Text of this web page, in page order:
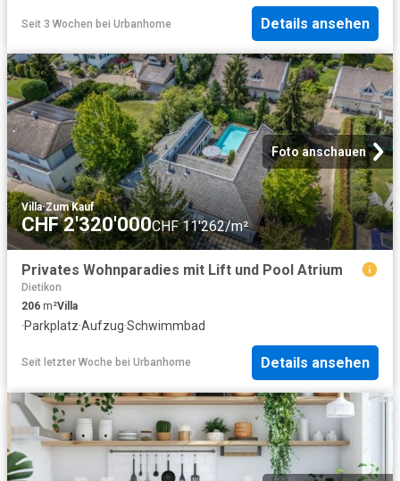
Seit 3 Wochen bei Urbanhome Details ansehen
Foto anschauen
Villa·Zum Kauf
CHF 2'320'000CHF 11'262/m²
Privates Wohnparadies mit Lift und Pool Atrium
Dietikon
206 m²Villa
·Parkplatz·Aufzug·Schwimmbad
Seit letzter Woche bei Urbanhome Details ansehen